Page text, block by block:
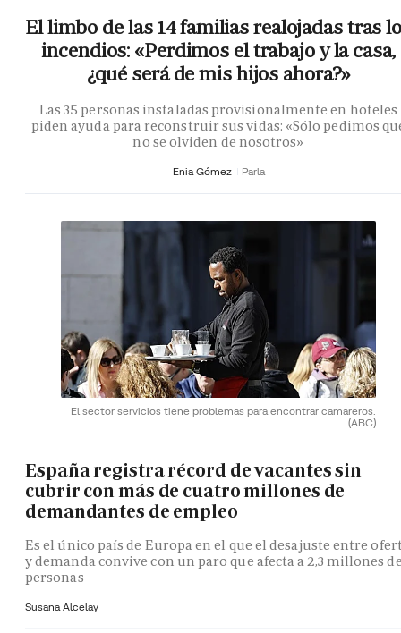
El limbo de las 14 familias realojadas tras
incendios: «Perdimos el trabajo y la casa,
¿qué será de mis hijos ahora?»
Las 35 personas instaladas provisionalmente en hoteles
piden ayuda para reconstruir sus vidas: «Sólo pedimos
no se olviden de nosotros»
Enia Gómez Parla
El sector servicios tiene problemas para encontrar camareros.
(ABC)
España registra récord de vacantes sin
cubrir con más de cuatro millones de
demandantes de empleo
Es el único país de Europa en el que el desajuste entre
y demanda convive con un paro que afecta a 2,3 millones
personas
Susana Alcelay